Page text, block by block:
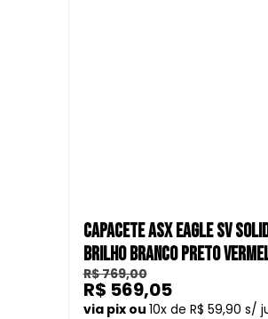
CAPACETE ASX EAGLE SV
BRILHO BRANCO PRETO
R$ 769,00
10
R$ 59,90
R$ 569,05